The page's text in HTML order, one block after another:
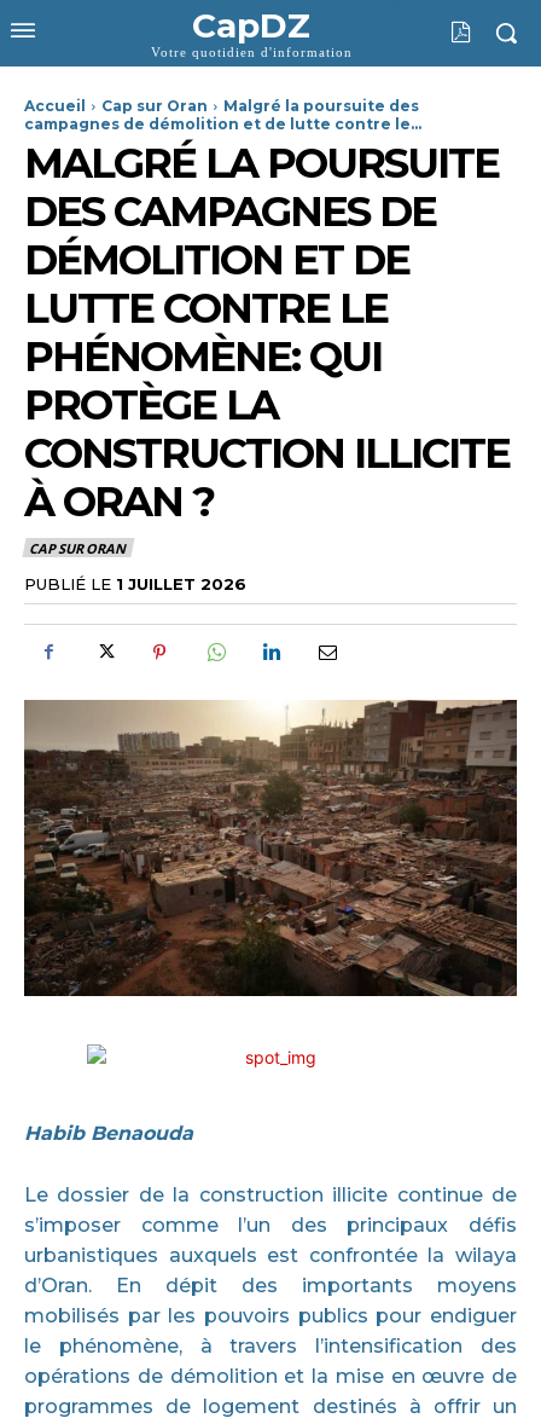
CapDZ
Votre quotidien d'information
Accueil Cap sur Oran
Malgré la poursuite des
campagnes de démolition et de lutte contre le...
MALGRÉ LA POURSUITE
DES CAMPAGNES DE
DÉMOLITION ET DE
LUTTE CONTRE LE
PHÉNOMÈNE: QUI
PROTÈGE LA
CONSTRUCTION ILLICITE
À ORAN ?
CAP SUR ORAN
PUBLIÉ LE 1 JUILLET 2026
Habib Benaouda
Le dossier de la construction illicite continue de
s’imposer comme l’un des principaux défis
urbanistiques auxquels est confrontée la wilaya
d’Oran. En dépit des importants moyens
mobilisés par les pouvoirs publics pour endiguer
le phénomène, à travers l’intensification des
opérations de démolition et la mise en œuvre de
programmes de logement destinés à offrir un